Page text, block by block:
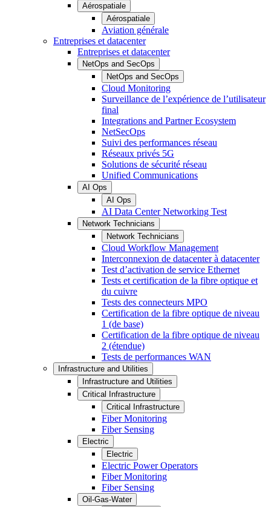
Aérospatiale
Aérospatiale
Aviation générale
Entreprises et datacenter
Entreprises et datacenter
NetOps and SecOps
NetOps and SecOps
Cloud Monitoring
Surveillance de l’expérience de l’utilisateur
final
Integrations and Partner Ecosystem
NetSecOps
Suivi des performances réseau
Réseaux privés 5G
Solutions de sécurité réseau
Unified Communications
AI Ops
AI Ops
AI Data Center Networking Test
Network Technicians
Network Technicians
Cloud Workflow Management
Interconnexion de datacenter à datacenter
Test d’activation de service Ethernet
Tests et certification de la fibre optique et
du cuivre
Tests des connecteurs MPO
Certification de la fibre optique de niveau
1 (de base)
Certification de la fibre optique de niveau
2 (étendue)
Tests de performances WAN
Infrastructure and Utilities
Infrastructure and Utilities
Critical Infrastructure
Critical Infrastructure
Fiber Monitoring
Fiber Sensing
Electric
Electric
Electric Power Operators
Fiber Monitoring
Fiber Sensing
Oil-Gas-Water